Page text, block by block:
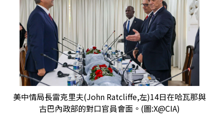
美中情局長雷克里夫(John Ratcliffe,左)14日在哈瓦那與
古巴內政部的對口官員會面。(圖:X@CIA)